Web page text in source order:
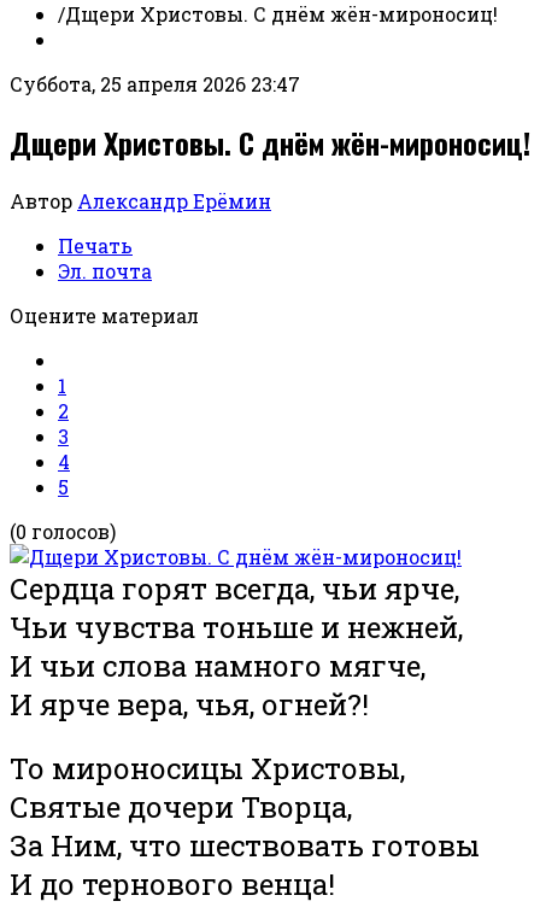
/Дщери Христовы. С днём жён-мироносиц!
Суббота, 25 апреля 2026 23:47
Дщери Христовы. С днём жён-мироносиц!
Автор Александр Ерёмин
Печать
Эл. почта
Оцените материал
1
2
3
4
5
(0 голосов)
Сердца горят всегда, чьи ярче,
Чьи чувства тоньше и нежней,
И чьи слова намного мягче,
И ярче вера, чья, огней?!
То мироносицы Христовы,
Святые дочери Творца,
За Ним, что шествовать готовы
И до тернового венца!